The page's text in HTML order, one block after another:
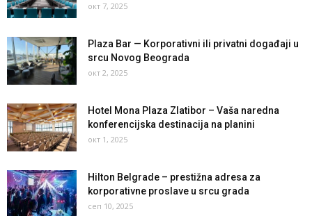
окт 7, 2025
Plaza Bar — Korporativni ili privatni događaji u
srcu Novog Beograda
окт 2, 2025
Hotel Mona Plaza Zlatibor – Vaša naredna
konferencijska destinacija na planini
окт 1, 2025
Hilton Belgrade – prestižna adresa za
korporativne proslave u srcu grada
сеп 10, 2025